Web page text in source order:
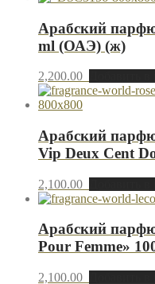
Арабский
ml (ОАЭ) (ж)
2,200.00
Арабский
Vip Deux Cent
2,100.00
Арабский
Pour Femme»
2,100.00